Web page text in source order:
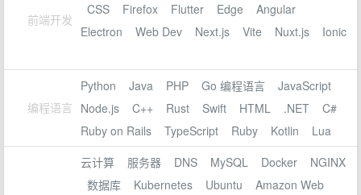
前端开发
CSS
Firefox Flutter Edge
Angular
Electron
Web Dev Next.js Vite Nuxt.js Ionic
编程语言
Python Java PHP Go 编程语言
JavaScript
Node.js
C++ Rust Swift HTML .NET
C#
Ruby on Rails
TypeScript Ruby Kotlin Lua
云计算 服务器 DNS MySQL Docker
NGINX
数据库
Kubernetes Ubuntu
Amazon Web